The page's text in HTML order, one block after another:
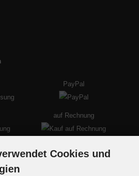
PayPal
auf Rechnung
Cookies und